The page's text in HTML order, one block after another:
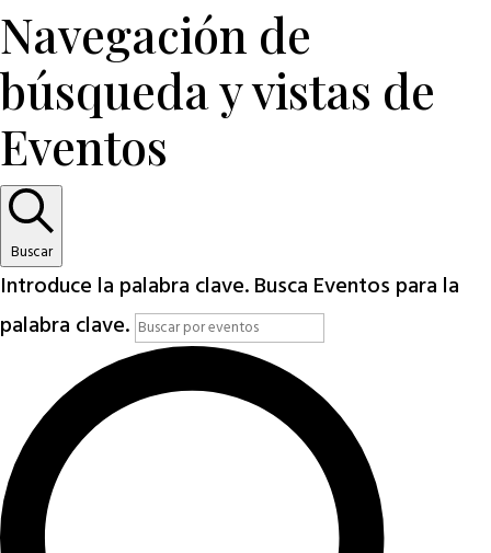
Navegación de
búsqueda y vistas de
Eventos
Buscar
Introduce la palabra clave. Busca Eventos para la
palabra clave.